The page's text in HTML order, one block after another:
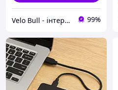
Velo Bull - інтернет магазин | velobull.com.ua 99%